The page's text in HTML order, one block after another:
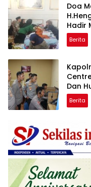
Doa
Hadir
Berita
Dan
Berita